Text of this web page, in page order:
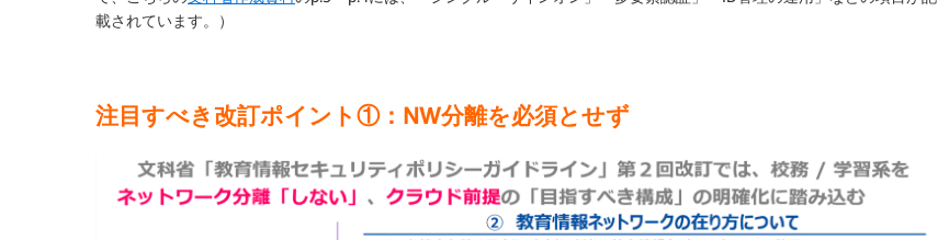
載されています。）
注目すべき改訂ポイント①：NW分離を必須とせず